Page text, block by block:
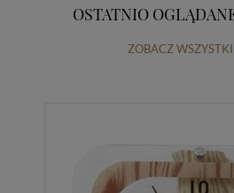
OSTATNIO
ZOBACZ